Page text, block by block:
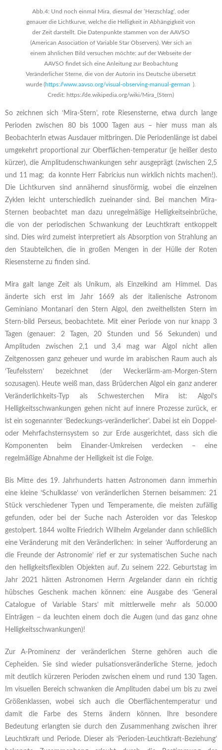
Abb.4: Und noch einmal Mira, diesmal der ‘Herzschlag’, oder
genauer die Lichtkurve, welche die Helligkeit in Abhängigkeit von
der Zeit darstellt. Die Datenpunkte stammen von der AAVSO
(American Association of Variable Star Observers). Wer sich an
einem ähnlichen Bild versuchen möchte: auf der Webseite der
AAVSO findet sich eine Anleitung zur Beobachtung
Veränderlicher Sterne, die von der Autorin ins Deutsche übersetzt
wurde (https://www.aavso.org/visual-observing-manual-german ).
Credit: https://de.wikipedia.org/wiki/Mira_(Stern)
So zeichnen sich ‘Mira-Stern’, rote Riesensterne, etwa durch lange
Perioden zwischen 80 bis 1000 Tagen aus – hier muss man als
BeobachterIn etwas Ausdauer mitbringen. Die Periodenlänge ist dabei
umgekehrt proportional zur Oberflächen-temperatur (je heißer desto
kürzer), die Amplitudenschwankungen sehr ausgeprägt (zwischen 2,5
und 11 mag; da konnte Herr Fabricius nun wirklich nichts machen!).
Die Lichtkurven sind annähernd sinusförmig, wobei die einzelnen
Zyklen leicht unterschiedlich zueinander sind. Bei manchen Mira-
Sternen beobachtet man dazu unregelmäßige Helligkeitseinbrüche,
die von der periodischen Schwankung der Leuchtkraft entkoppelt
sind. Dies wird zumeist interpretiert als Absorption von Strahlung an
den Staubteilchen, die in großen Mengen in der Hülle der Roten
Riesensterne zu finden sind.
Mira galt lange Zeit als Unikum, als Einzelkind am Himmel. Das
änderte sich erst im Jahr 1669 als der italienische Astronom
Geminiano Montanari den Stern Algol, den zweithellsten Stern im
Stern-bild Perseus, beobachtete. Mit einer Periode von nur knapp 3
Tagen (genauer: 2 Tagen, 20 Stunden und 56 Sekunden) und
Amplituden zwischen 2,1 und 3,4 mag war Algol nicht allen
Zeitgenossen ganz geheuer und wurde im arabischen Raum auch als
‘Teufelsstern’ bezeichnet (der Weckerlärm-am-Morgen-Stern
sozusagen). Heute weiß man, dass Brüderchen Algol ein ganz anderer
Veränderlichkeits-Typ als Schwesterchen Mira ist: Algol’s
Helligkeitsschwankungen gehen nicht auf innere Prozesse zurück, er
ist ein sogenannter ‘Bedeckungs-veränderlicher’. Dabei ist ein Doppel-
oder Mehrfachsternsystem so zur Erde ausgerichtet, dass sich die
Komponenten beim Einander-Umkreisen verdecken – eine
regelmäßige Abnahme der Helligkeit ist die Folge.
Bis Mitte des 19. Jahrhunderts hatten Astronomen dann immerhin
eine kleine ‘Schulklasse’ von veränderlichen Sternen beisammen: 21
Stück verschiedener Typen und Temperamente, die meisten zufällig
gefunden, oder bei der Suche nach Asteroiden vor das Teleskop
gestolpert. 1844 wollte Friedrich Wilhelm Argelander dann schließlich
eine Veränderung mit den Veränderlichen: in seiner ‘Aufforderung an
die Freunde der Astronomie’ rief er zur systematischen Suche nach
den helligkeitsflexiblen Objekten auf. Zu seinem 222. Geburtstag im
Jahr 2021 hätten Astronomen Herrn Argelander dann ein richtig
hübsches Geschenk machen können: eine Ausgabe des ‘General
Catalogue of Variable Stars’ mit mittlerweile mehr als 50.000
Einträgen – da leuchten einem doch die Augen (und das ganz ohne
Helligkeitsschwankungen)!
Zur A-Prominenz der veränderlichen Sterne gehören auch die
Cepheiden. Sie sind wieder pulsationsveränderliche Sterne, jedoch
mit deutlich kürzeren Perioden zwischen einem und rund 130 Tagen.
Im visuellen Bereich schwanken die Amplituden dabei um bis zu zwei
Größenklassen, wobei sich auch die Oberflächentemperatur und
damit die Farbe des Sterns ändern können. Ihre besondere
Bedeutung erlangten sie durch den Zusammenhang zwischen ihrer
Leuchtkraft und Periode. Dieser als ‘Perioden-Leuchtkraft-Beziehung’